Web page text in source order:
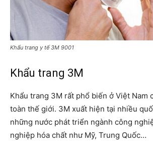
Khẩu trang y tế 3M 9001
Khẩu trang 3M
Khẩu trang 3M rất phổ biến ở Việt Nam
toàn thế giới. 3M xuất hiện tại nhiều
những nước phát triển ngành công
nghiệp hóa chất như Mỹ, Trung Quốc…